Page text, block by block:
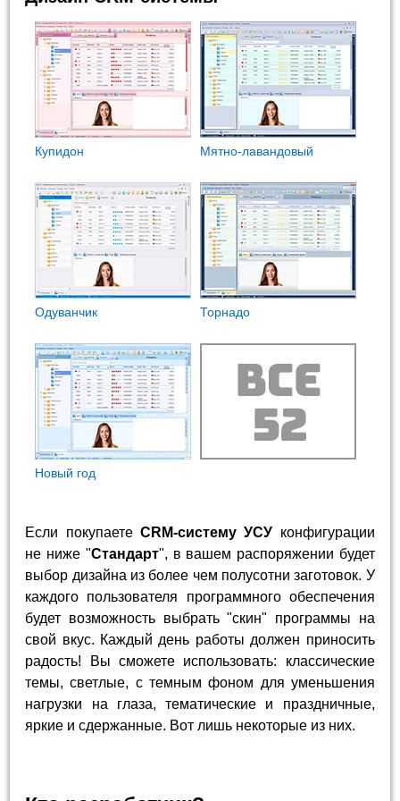
Купидон Мятно-лавандовый
Одуванчик Торнадо
Новый год
Если покупаете CRM-систему УСУ конфигурации
не ниже "Стандарт", в вашем распоряжении будет
выбор дизайна из более чем полусотни заготовок. У
каждого пользователя программного обеспечения
будет возможность выбрать "скин" программы на
свой вкус. Каждый день работы должен приносить
радость! Вы сможете использовать: классические
темы, светлые, с темным фоном для уменьшения
нагрузки на глаза, тематические и праздничные,
яркие и сдержанные. Вот лишь некоторые из них.